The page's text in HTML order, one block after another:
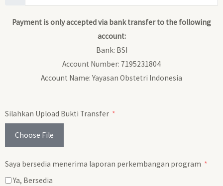
Payment is only accepted via bank transfer to the following
account:
Bank: BSI
Account Number: 7195231804
Account Name: Yayasan Obstetri Indonesia
Silahkan Upload Bukti Transfer
Choose File
Saya bersedia menerima laporan perkembangan program
Ya, Bersedia